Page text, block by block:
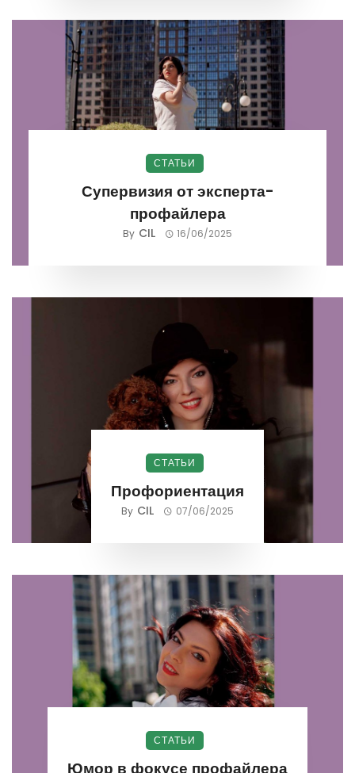
СТАТЬИ
Супервизия от эксперта-
профайлера
By CIL 16/06/2025
СТАТЬИ
Профориентация
By CIL 07/06/2025
СТАТЬИ
Юмор в фокусе профайлера